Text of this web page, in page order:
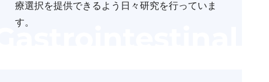
療選択を提供できるよう日々研究を行っていま
す。